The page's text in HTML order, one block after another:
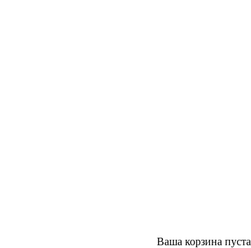
Ваша корзина пуста